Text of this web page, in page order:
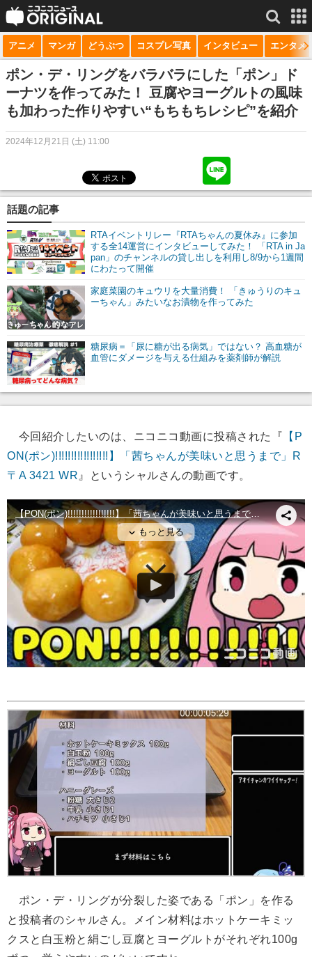
サービス一覧 もっと見る
niconico
動画
生放送
マンガ
ニコニコQ
アニメ マンガ どうぶつ コスプレ写真 インタビュー エンタメ
ポン・デ・リングをバラバラにした「ポン」ド
ーナツを作ってみた！ 豆腐やヨーグルトの風味
も加わった作りやすい“もちもちレシピ”を紹介
2024年12月21日 (土) 11:00
話題の記事
RTAイベントリレー『RTAちゃんの夏休み』に参加
する全14運営にインタビューしてみた！ 「RTA in Ja
pan」のチャンネルの貸し出しを利用し8/9から1週間
にわたって開催
家庭菜園のキュウリを大量消費！ 「きゅうりのキュ
ーちゃん」みたいなお漬物を作ってみた
糖尿病＝「尿に糖が出る病気」ではない？ 高血糖が
血管にダメージを与える仕組みを薬剤師が解説
今回紹介したいのは、ニコニコ動画に投稿された『 【P
ON(ポン)!!!!!!!!!!!!!!!!!】「茜ちゃんが美味いと思うまで」R
〒A 3421 WR 』というシャルさんの動画です。
ポン・デ・リングが分裂した姿である「ポン」を作る
と投稿者のシャルさん。メイン材料はホットケーキミッ
クスと白玉粉と絹ごし豆腐とヨーグルトがそれぞれ100g